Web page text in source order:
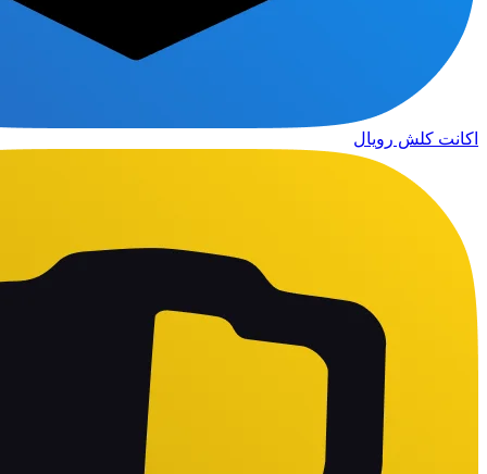
اکانت کلش رویال